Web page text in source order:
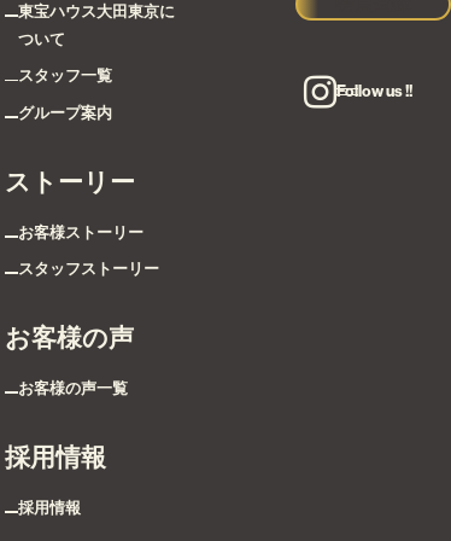
東宝ハウス大田東京に
ついて
スタッフ一覧
グループ案内
ストーリー
お客様ストーリー
スタッフストーリー
お客様の声
お客様の声一覧
採用情報
採用情報
Follow us !!